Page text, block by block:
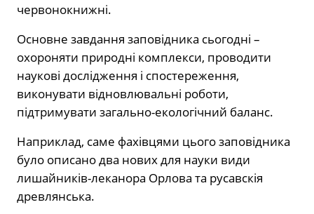
червонокнижні.
Основне завдання заповідника сьогодні –
охороняти природні комплекси, проводити
наукові дослідження і спостереження,
виконувати відновлювальні роботи,
підтримувати загально-екологічний баланс.
Наприклад, саме фахівцями цього заповідника
було описано два нових для науки види
лишайників-леканора Орлова та русавскія
древлянська.